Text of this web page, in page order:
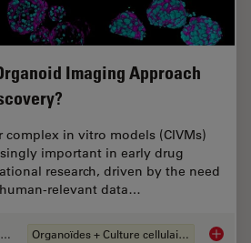
Imaging Approach
complex in vitro models (CIVMs)
important in early drug
research, driven by the need
relevant data…
Interviews Organoïdes + Culture cellulaire en 3D